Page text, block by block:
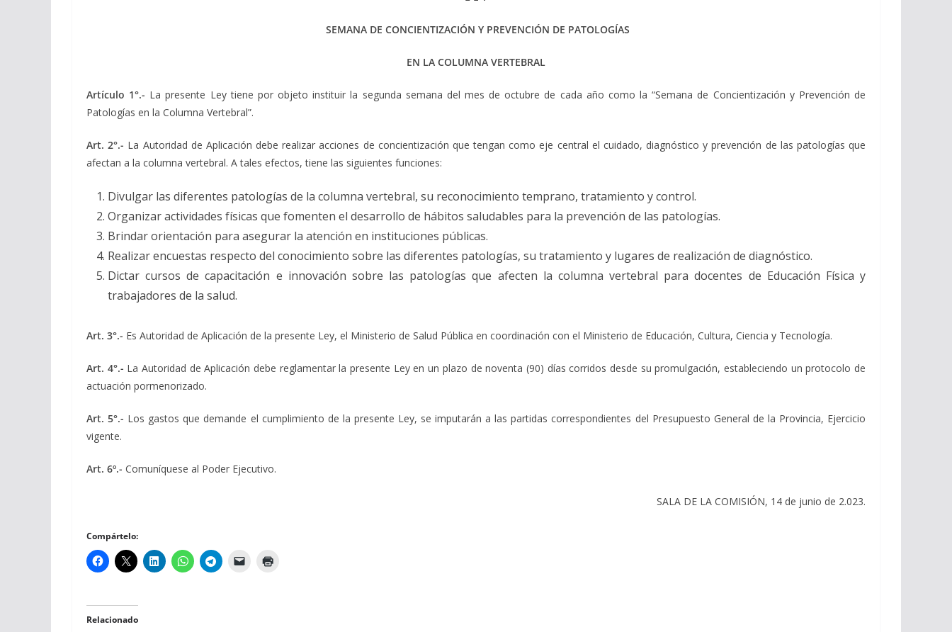
SEMANA DE CONCIENTIZACIÓN Y PREVENCIÓN DE PATOLOGÍAS
EN LA COLUMNA VERTEBRAL
Artículo 1°.- La presente Ley tiene por objeto instituir la segunda semana del mes de octubre de cada año como la “Semana de Concientización y Prevención de
Patologías en la Columna Vertebral”.
Art. 2°.- La Autoridad de Aplicación debe realizar acciones de concientización que tengan como eje central el cuidado, diagnóstico y prevención de las patologías que
afectan a la columna vertebral. A tales efectos, tiene las siguientes funciones:
Divulgar las diferentes patologías de la columna vertebral, su reconocimiento temprano, tratamiento y control.
Organizar actividades físicas que fomenten el desarrollo de hábitos saludables para la prevención de las patologías.
Brindar orientación para asegurar la atención en instituciones públicas.
Realizar encuestas respecto del conocimiento sobre las diferentes patologías, su tratamiento y lugares de realización de diagnóstico.
Dictar cursos de capacitación e innovación sobre las patologías que afecten la columna vertebral para docentes de Educación Física y
trabajadores de la salud.
Art. 3°.- Es Autoridad de Aplicación de la presente Ley, el Ministerio de Salud Pública en coordinación con el Ministerio de Educación, Cultura, Ciencia y Tecnología.
Art. 4°.- La Autoridad de Aplicación debe reglamentar la presente Ley en un plazo de noventa (90) días corridos desde su promulgación, estableciendo un protocolo de
actuación pormenorizado.
Art. 5°.- Los gastos que demande el cumplimiento de la presente Ley, se imputarán a las partidas correspondientes del Presupuesto General de la Provincia, Ejercicio
vigente.
Art. 6º.- Comuníquese al Poder Ejecutivo.
SALA DE LA COMISIÓN, 14 de junio de 2.023.
Compártelo:
Relacionado